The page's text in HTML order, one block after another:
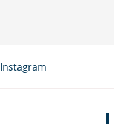
Instagram